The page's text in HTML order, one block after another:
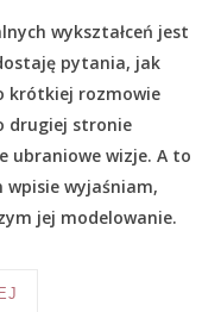
wykształceń jest
pytania, jak
krótkiej rozmowie
drugiej stronie
ubraniowe wizje. A to
wpisie wyjaśniam,
jej modelowanie.